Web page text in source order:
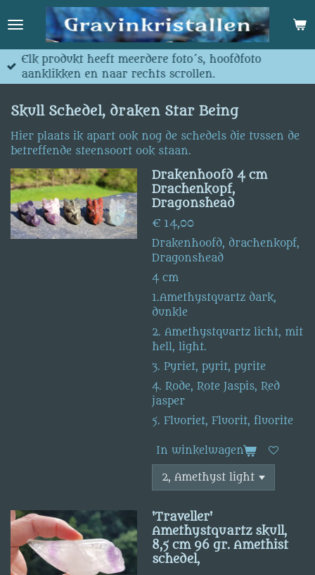
direct
hoofdinhoud
Elk produkt heeft meerdere foto´s, hoofdfoto
aanklikken en naar rechts scrollen.
Skull Schedel, draken Star Being
Hier plaats ik apart ook nog de schedels die tussen de
betreffende steensoort ook staan.
Drakenhoofd 4 cm
Drachenkopf,
Dragonshead
€ 14,00
Drakenhoofd, drachenkopf,
Dragonshead
4 cm
1.Amethystquartz dark,
dunkle
2. Amethystquartz licht, mit
hell, light.
3. Pyriet, pyrit, pyrite
4. Rode, Rote Jaspis, Red
jasper
5. Fluoriet, Fluorit, fluorite
In winkelwagen
'Traveller'
Amethystquartz skull,
8,5 cm 96 gr. Amethist
schedel,